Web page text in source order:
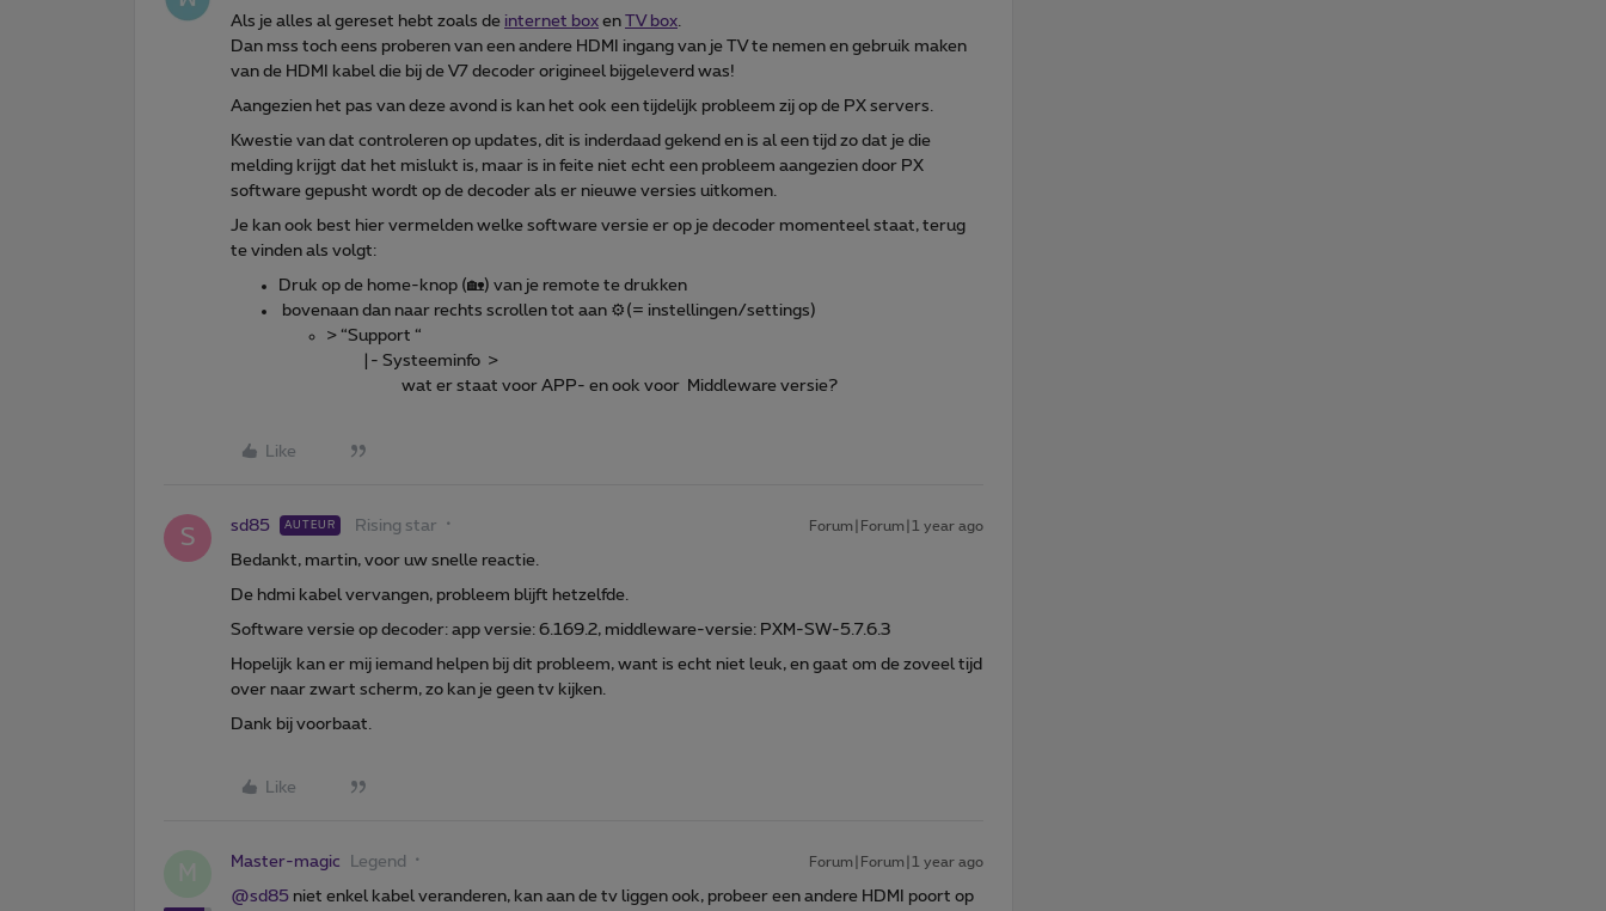
Als je alles al gereset hebt zoals de internet box en TV box
Dan mss toch eens proberen van een andere HDMI ingang van je TV te nemen en gebruik maken
van de HDMI kabel die bij de V7 decoder origineel bijgeleverd was!
Aangezien het pas van deze avond is kan het ook een tijdelijk probleem zij op de PX servers.
Kwestie van dat controleren op updates, dit is inderdaad gekend en is al een tijd zo dat je die
melding krijgt dat het mislukt is, maar is in feite niet echt een probleem aangezien door PX
software gepusht wordt op de decoder als er nieuwe versies uitkomen.
Je kan ook best hier vermelden welke software versie er op je decoder momenteel staat, terug
te vinden als volgt:
Druk op de home-knop (🏡) van je remote te drukken
bovenaan dan naar rechts scrollen tot aan ⚙️(= instellingen/settings)
> “Support “
|- Systeeminfo >
wat er staat voor APP- en ook voor Middleware versie?
Like
S sd85 AUTEUR Rising star Forum|Forum|1 year ago
Bedankt, martin, voor uw snelle reactie.
De hdmi kabel vervangen, probleem blijft hetzelfde.
Software versie op decoder: app versie: 6.169.2, middleware-versie: PXM-SW-5.7.6.3
Hopelijk kan er mij iemand helpen bij dit probleem, want is echt niet leuk, en gaat om de zoveel tijd
over naar zwart scherm, zo kan je geen tv kijken.
Dank bij voorbaat.
Like
Master-magic Legend Forum|Forum|1 year ago
@sd85 niet enkel kabel veranderen, kan aan de tv liggen ook, probeer een andere HDMI poort op